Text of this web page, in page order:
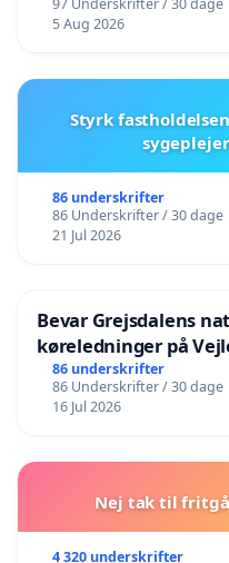
97 Underskrifter / 30 dage
5 Aug 2026
Styrk
86 underskrifter
86 Underskrifter / 30 dage
21 Jul 2026
Bevar Grejsdalens
køreledninger på
86 underskrifter
86 Underskrifter / 30 dage
16 Jul 2026
Nej tak til
4 320 underskrifter